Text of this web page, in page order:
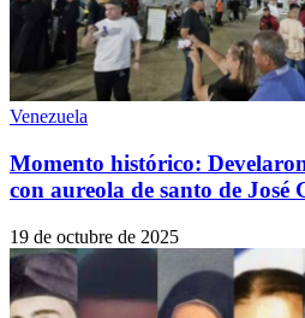
Venezuela
Momento histórico:
con aureola de santo de José
19 de octubre de 2025